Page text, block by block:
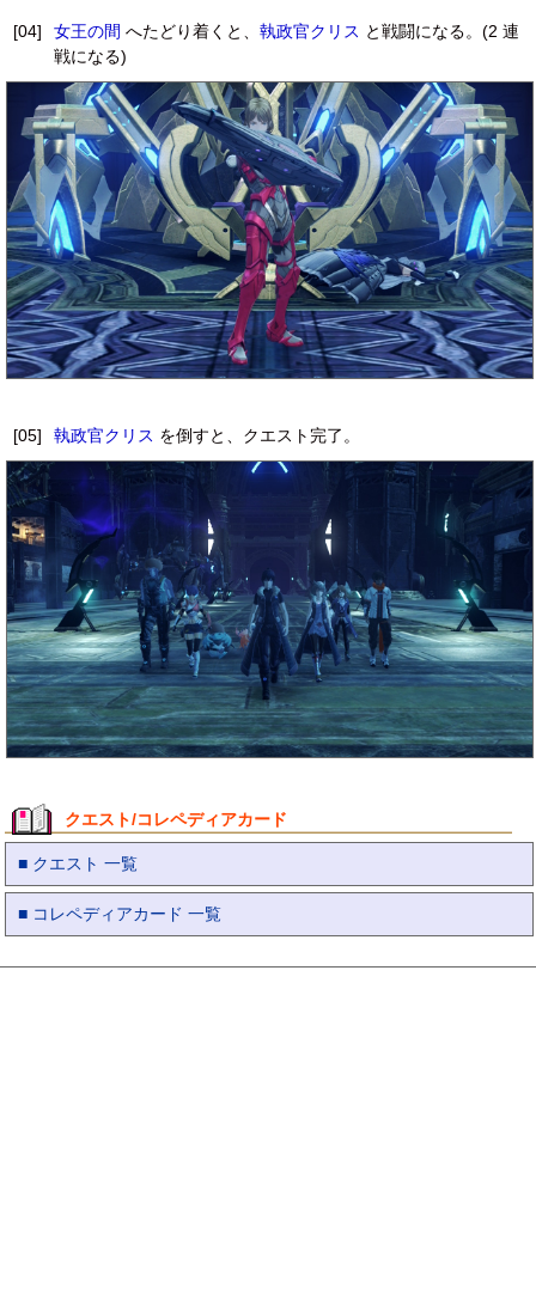
[04] 女王の間 へたどり着くと、 執政官クリス と戦闘になる。(2 連
戦になる)
[05] 執政官クリス を倒すと、クエスト完了。
クエスト/コレペディアカード
■ クエスト 一覧
■ コレペディアカード 一覧